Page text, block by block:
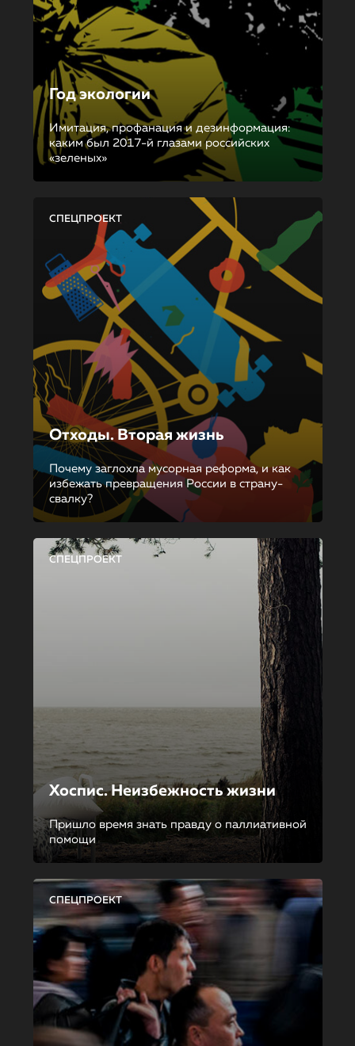
Год экологии
Имитация, профанация и дезинформация:
каким был 2017-й глазами российских
«зеленых»
СПЕЦПРОЕКТ
Отходы. Вторая жизнь
Почему заглохла мусорная реформа, и как
избежать превращения России в страну-
свалку?
СПЕЦПРОЕКТ
Хоспис. Неизбежность жизни
Пришло время знать правду о паллиативной
помощи
СПЕЦПРОЕКТ